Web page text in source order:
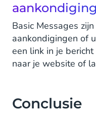
Basic Messages
aankondigingen of
een link in je
naar je website of
Conclusie